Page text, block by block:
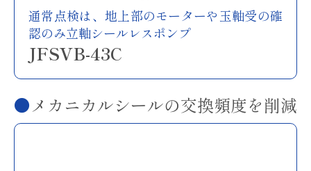
通常点検は、地上部のモーターや玉軸受の確
認のみ立軸シールレスポンプ
JFSVB-43C
メカニカルシールの交換頻度を削減